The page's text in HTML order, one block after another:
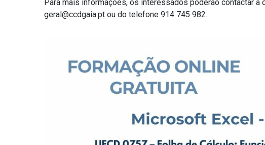
Para mais informações, os interessados poderão contactar a
geral@ccdgaia.pt ou do telefone 914 745 982.